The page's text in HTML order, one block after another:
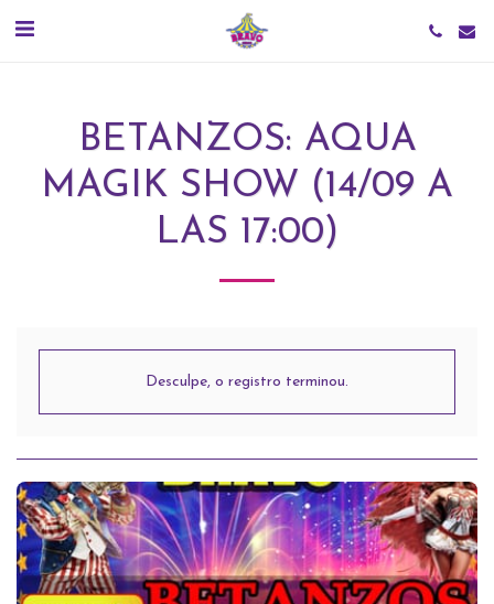
BETANZOS: AQUA
MAGIK SHOW (14/09 A
LAS 17:00)
Desculpe, o registro terminou.